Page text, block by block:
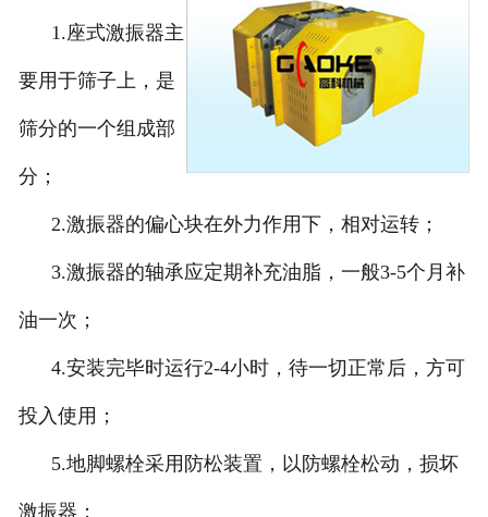
1.座式激振器主
要用于筛子上，是
筛分的一个组成部
分；
2.激振器的偏心块在外力作用下，相对运转；
3.激振器的轴承应定期补充油脂，一般3-5个月补
油一次；
4.安装完毕时运行2-4小时，待一切正常后，方可
投入使用；
5.地脚螺栓采用防松装置，以防螺栓松动，损坏
激振器；